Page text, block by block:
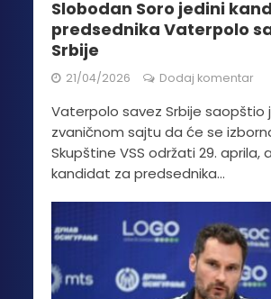
Slobodan Soro jedini
predsednika Vaterpolo
Srbije
21/04/2026 Dodaj komentar
Vaterpolo savez Srbije saopštio
zvaničnom sajtu da će se
Skupštine VSS održati 29. aprila,
kandidat za predsednika...